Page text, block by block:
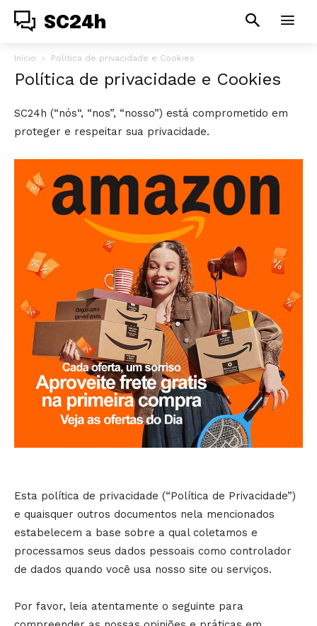
SC24h
Início Política de privacidade e Cookies
Política de privacidade e Cookies
SC24h (“nós“, “nos”, “nosso”) está comprometido em
proteger e respeitar sua privacidade.
Esta política de privacidade (“Política de Privacidade”)
e quaisquer outros documentos nela mencionados
estabelecem a base sobre a qual coletamos e
processamos seus dados pessoais como controlador
de dados quando você usa nosso site ou serviços.
Por favor, leia atentamente o seguinte para